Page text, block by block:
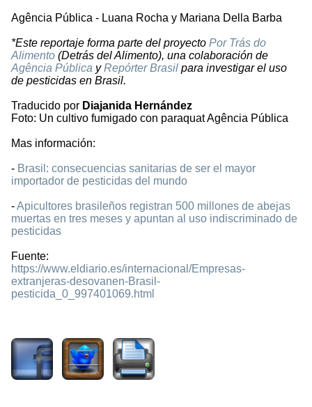
Agência Pública - Luana Rocha y Mariana Della Barba
*Este reportaje forma parte del proyecto Por Trás do
Alimento (Detrás del Alimento), una colaboración de
Agência Pública yRepórter Brasil para investigar el uso
de pesticidas en Brasil.
Traducido por Diajanida Hernández
Foto: Un cultivo fumigado con paraquat Agência Pública
Mas información:
- Brasil: consecuencias sanitarias de ser el mayor
importador de pesticidas del mundo
-Apicultores brasileños registran 500 millones de abejas
muertas en tres meses y apuntan al uso indiscriminado de
pesticidas
Fuente:
https://www.eldiario.es/internacional/Empresas-
extranjeras-desovanen-Brasil-
pesticida_0_997401069.html